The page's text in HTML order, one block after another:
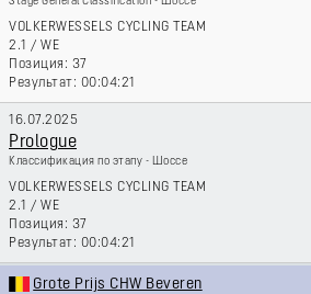
VOLKERWESSELS CYCLING TEAM
2.1 / WE
37
00:04:21
16.07.2025
Prologue
Классификация по этапу - Шоссе
VOLKERWESSELS CYCLING TEAM
2.1 / WE
37
00:04:21
Grote Prijs CHW Beveren